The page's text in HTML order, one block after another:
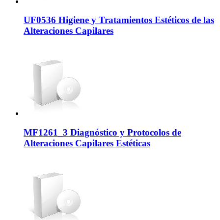
UF0536 Higiene y Tratamientos Estéticos de las
Alteraciones Capilares
MF1261_3 Diagnóstico y Protocolos de
Alteraciones Capilares Estéticas